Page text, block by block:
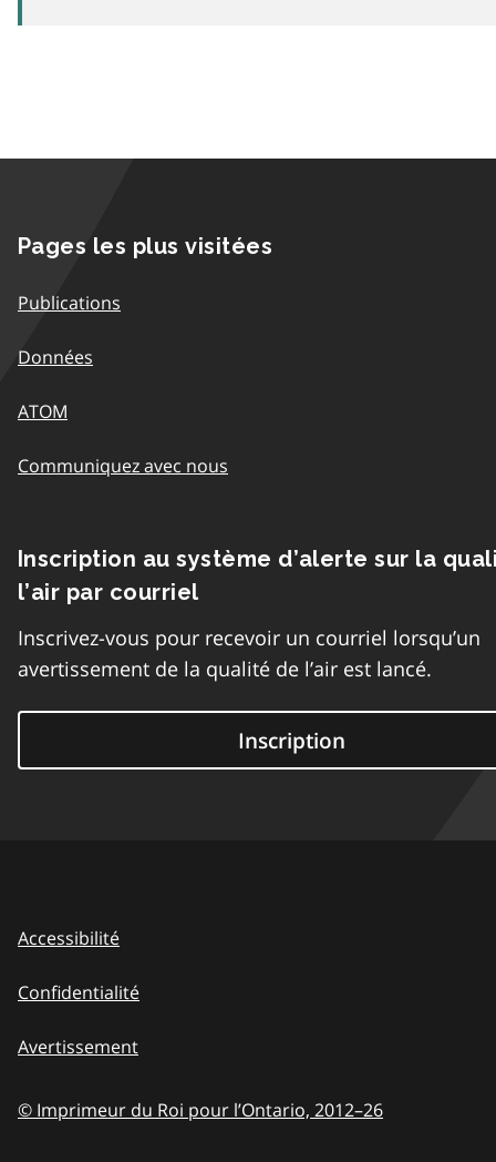
Pages les plus visitées
Publications
Données
ATOM
Communiquez avec nous
Inscription au système d’alerte sur la
l’air par courriel
Inscrivez-vous pour recevoir un courriel lorsqu’un
avertissement de la qualité de l’air est lancé.
Inscription
Accessibilité
Confidentialité
Avertissement
© Imprimeur du Roi pour l’Ontario, 2012–26